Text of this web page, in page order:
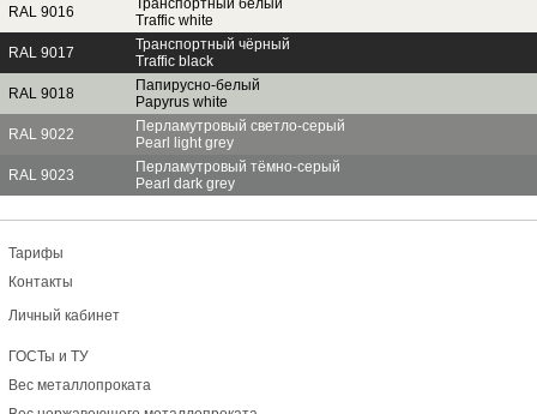
RAL 9016
Traffic white
RAL 9017
Транспортный чёрный
Traffic black
RAL 9018
Папирусно-белый
Papyrus white
RAL 9022
Перламутровый светло-серый
Pearl light grey
RAL 9023
Перламутровый тёмно-серый
Pearl dark grey
Тарифы
Контакты
Личный кабинет
ГОСТы и ТУ
Вес металлопроката